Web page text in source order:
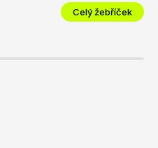
Celý žebříček